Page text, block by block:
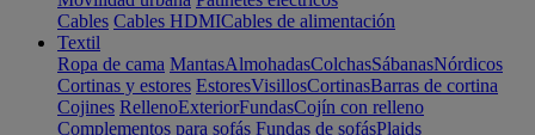
Cables Cables HDMICables de alimentación
Textil
Ropa de cama MantasAlmohadasColchasSábanasNórdicos
Cortinas y estores EstoresVisillosCortinasBarras de cortina
Cojines RellenoExteriorFundasCojín con relleno
Complementos para sofás Fundas de sofásPlaids